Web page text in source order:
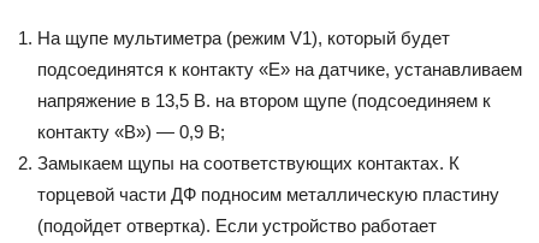
На щупе мультиметра (режим V1), который будет
подсоединятся к контакту «Е» на датчике, устанавливаем
напряжение в 13,5 В. на втором щупе (подсоединяем к
контакту «В») — 0,9 В;
Замыкаем щупы на соответствующих контактах. К
торцевой части ДФ подносим металлическую пластину
(подойдет отвертка). Если устройство работает